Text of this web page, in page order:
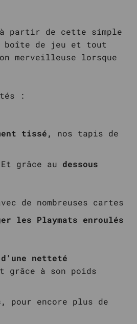
partir de cette simple
de jeu et tout
merveilleuse lorsque
:
tissé,
nos tapis de
grâce au dessous
de nombreuses cartes
les Playmats enroulés
netteté
grâce à son poids
pour encore plus de